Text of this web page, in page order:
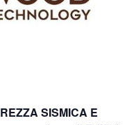
SISMICA E